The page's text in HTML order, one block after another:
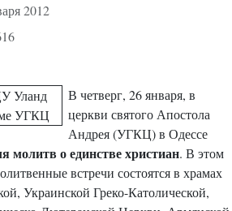
2012
В четверг, 26 января, в
церкви святого Апостола
Андрея (УГКЦ) в Одессе
молитв о единстве христиан. В этом
встречи состоятся в храмах
Украинской Греко-Католической,